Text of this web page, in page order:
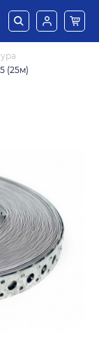
(25м)